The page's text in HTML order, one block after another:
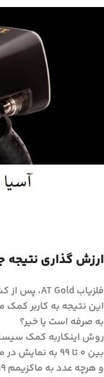
ارزش گذاری نتیجه
فلزیاب AT Gold، پس از کشف فلز به تعیین ارزش نتیجه جستجو می پردازد.
این نتیجه به کاربر کمک
به صرفه است یا خیر؟
روش اینکاربه کمک
بین ۰ تا ۹۹ به نمایش در می آید.
و هرچه عدد به ماکزیمم ۹۹ نزدیکتر باشد، این هدف ارزش بیشتری دارد.